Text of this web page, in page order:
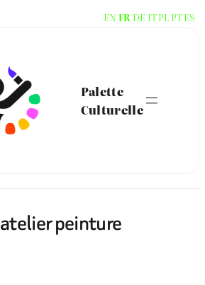
Palette
Culturelle
atelier peinture
EN FR DE ITPL PTES